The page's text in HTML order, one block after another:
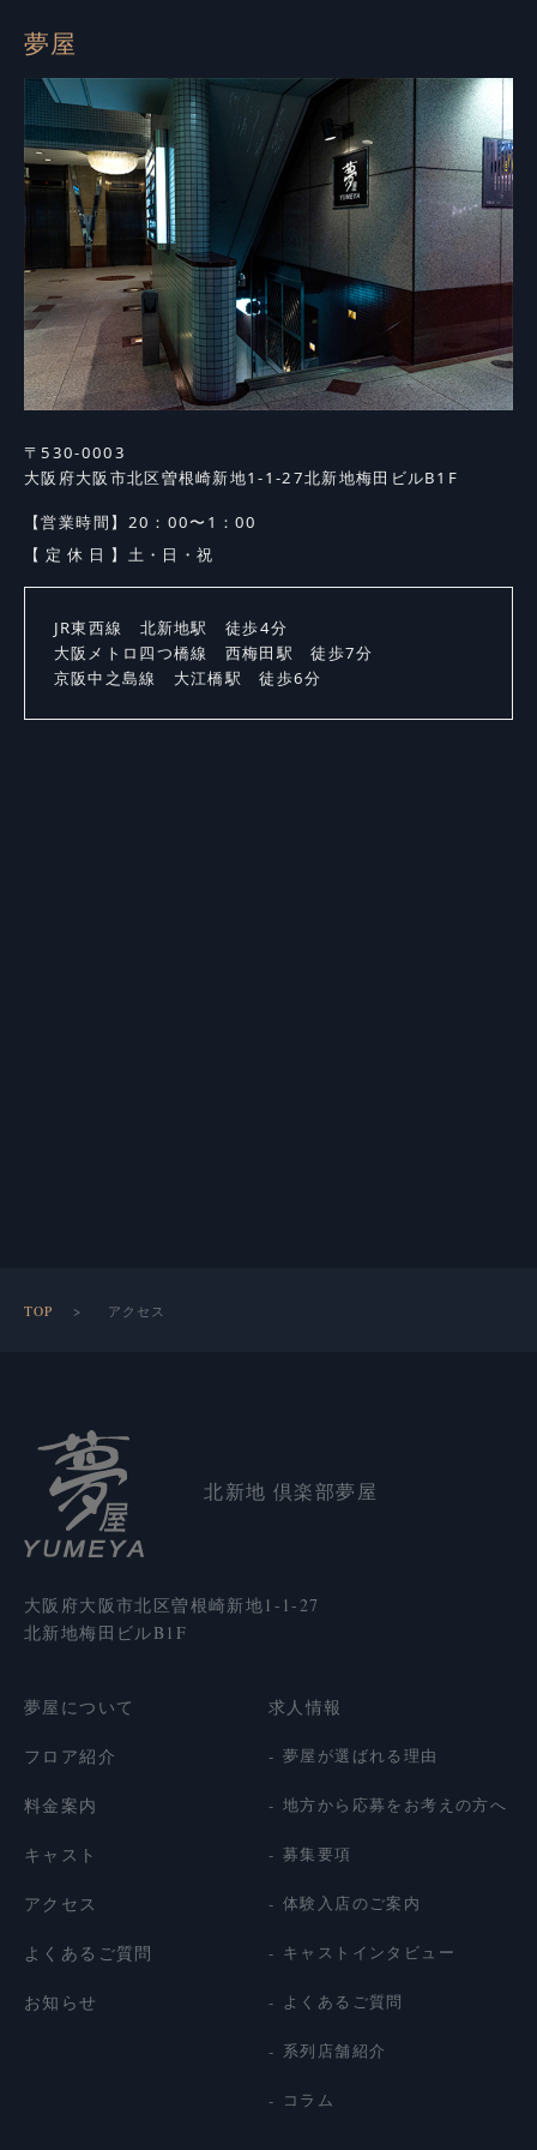
夢屋
〒530-0003
大阪府大阪市北区曽根崎新地1-1-27北新地梅田ビルB1F
【営業時間】 20：00〜1：00
【定休日】 土・日・祝
JR東西線 北新地駅 徒歩4分
大阪メトロ四つ橋線 西梅田駅 徒歩7分
京阪中之島線 大江橋駅 徒歩6分
TOP アクセス
北新地 倶楽部夢屋
大阪府大阪市北区曽根崎新地1-1-27
北新地梅田ビルB1F
夢屋について
フロア紹介
料金案内
キャスト
アクセス
よくあるご質問
お知らせ
求人情報
夢屋が選ばれる理由
地方から応募をお考えの方へ
募集要項
体験入店のご案内
キャストインタビュー
よくあるご質問
系列店舗紹介
コラム